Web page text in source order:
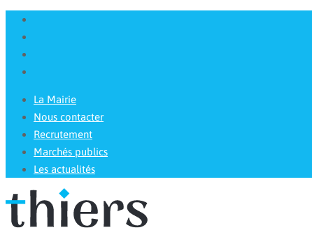
La Mairie
Nous contacter
Recrutement
Marchés publics
Les actualités